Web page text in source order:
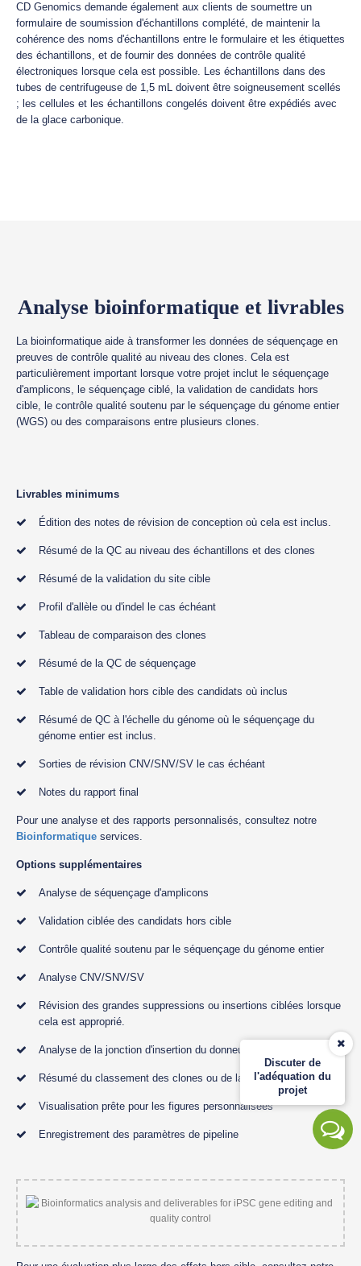
Discuter de
l'adéquation du
projet
CD Genomics demande également aux clients de soumettre un
formulaire de soumission d'échantillons complété, de maintenir la
cohérence des noms d'échantillons entre le formulaire et les étiquettes
des échantillons, et de fournir des données de contrôle qualité
électroniques lorsque cela est possible. Les échantillons dans des
tubes de centrifugeuse de 1,5 mL doivent être soigneusement scellés
; les cellules et les échantillons congelés doivent être expédiés avec
de la glace carbonique.
Analyse bioinformatique et livrables
La bioinformatique aide à transformer les données de séquençage en
preuves de contrôle qualité au niveau des clones. Cela est
particulièrement important lorsque votre projet inclut le séquençage
d'amplicons, le séquençage ciblé, la validation de candidats hors
cible, le contrôle qualité soutenu par le séquençage du génome entier
(WGS) ou des comparaisons entre plusieurs clones.
Livrables minimums
Édition des notes de révision de conception où cela est inclus.
Résumé de la QC au niveau des échantillons et des clones
Résumé de la validation du site cible
Profil d'allèle ou d'indel le cas échéant
Tableau de comparaison des clones
Résumé de la QC de séquençage
Table de validation hors cible des candidats où inclus
Résumé de QC à l'échelle du génome où le séquençage du
génome entier est inclus.
Sorties de révision CNV/SNV/SV le cas échéant
Notes du rapport final
Pour une analyse et des rapports personnalisés, consultez notre
Bioinformatique services.
Options supplémentaires
Analyse de séquençage d'amplicons
Validation ciblée des candidats hors cible
Contrôle qualité soutenu par le séquençage du génome entier
Analyse CNV/SNV/SV
Révision des grandes suppressions ou insertions ciblées lorsque
cela est approprié.
Analyse de la jonction d'insertion du donneur
Résumé du classement des clones ou de la sélection des clones
Visualisation prête pour les figures personnalisées
Enregistrement des paramètres de pipeline